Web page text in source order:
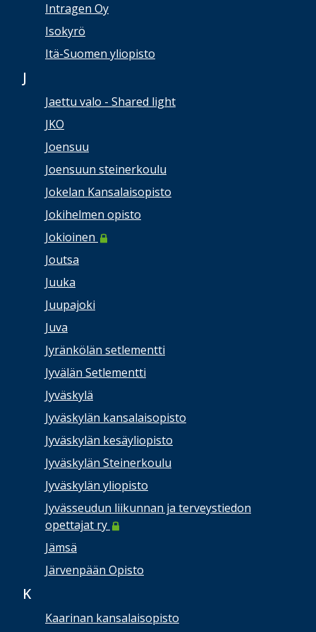
Intragen Oy
Isokyrö
Itä-Suomen yliopisto
J
Jaettu valo - Shared light
JKO
Joensuu
Joensuun steinerkoulu
Jokelan Kansalaisopisto
Jokihelmen opisto
Jokioinen
Joutsa
Juuka
Juupajoki
Juva
Jyränkölän setlementti
Jyvälän Setlementti
Jyväskylä
Jyväskylän kansalaisopisto
Jyväskylän kesäyliopisto
Jyväskylän Steinerkoulu
Jyväskylän yliopisto
Jyvässeudun liikunnan ja terveystiedon
opettajat ry
Jämsä
Järvenpään Opisto
K
Kaarinan kansalaisopisto